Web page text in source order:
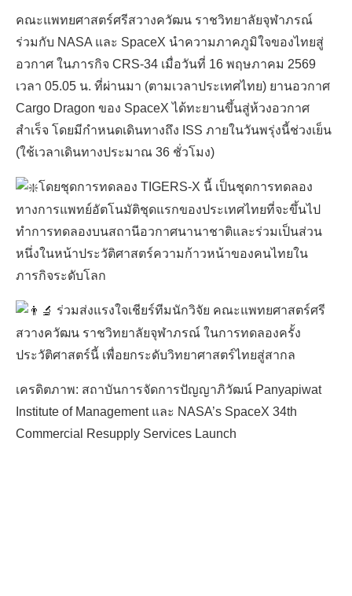
TH
คณะแพทยศาสตร์ศรีสวางควัฒน ราชวิทยาลัยจุฬาภรณ์
ร่วมกับ NASA และ SpaceX นำความภาคภูมิใจของไทยสู่
อวกาศ ในภารกิจ CRS-34 เมื่อวันที่ 16 พฤษภาคม 2569
เวลา 05.05 น. ที่ผ่านมา (ตามเวลาประเทศไทย) ยานอวกาศ
Cargo Dragon ของ SpaceX ได้ทะยานขึ้นสู่ห้วงอวกาศ
สำเร็จ โดยมีกำหนดเดินทางถึง ISS ภายในวันพรุ่งนี้ช่วงเย็น
(ใช้เวลาเดินทางประมาณ 36 ชั่วโมง)
โดยชุดการทดลอง TIGERS-X นี้ เป็นชุดการทดลอง
ทางการแพทย์อัตโนมัติชุดแรกของประเทศไทยที่จะขึ้นไป
ทำการทดลองบนสถานีอวกาศนานาชาติและร่วมเป็นส่วน
หนึ่งในหน้าประวัติศาสตร์ความก้าวหน้าของคนไทยใน
ภารกิจระดับโลก
ร่วมส่งแรงใจเชียร์ทีมนักวิจัย คณะแพทยศาสตร์ศรี
สวางควัฒน ราชวิทยาลัยจุฬาภรณ์ ในการทดลองครั้ง
ประวัติศาสตร์นี้ เพื่อยกระดับวิทยาศาสตร์ไทยสู่สากล
เครดิตภาพ: สถาบันการจัดการปัญญาภิวัฒน์ Panyapiwat
Institute of Management และ NASA’s SpaceX 34th
Commercial Resupply Services Launch